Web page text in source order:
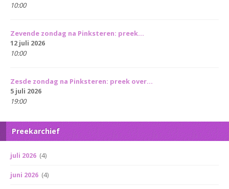
10:00
Zevende zondag na Pinksteren: preek...
12 juli 2026
10:00
Zesde zondag na Pinksteren: preek over...
5 juli 2026
19:00
Preekarchief
juli 2026 (4)
juni 2026 (4)